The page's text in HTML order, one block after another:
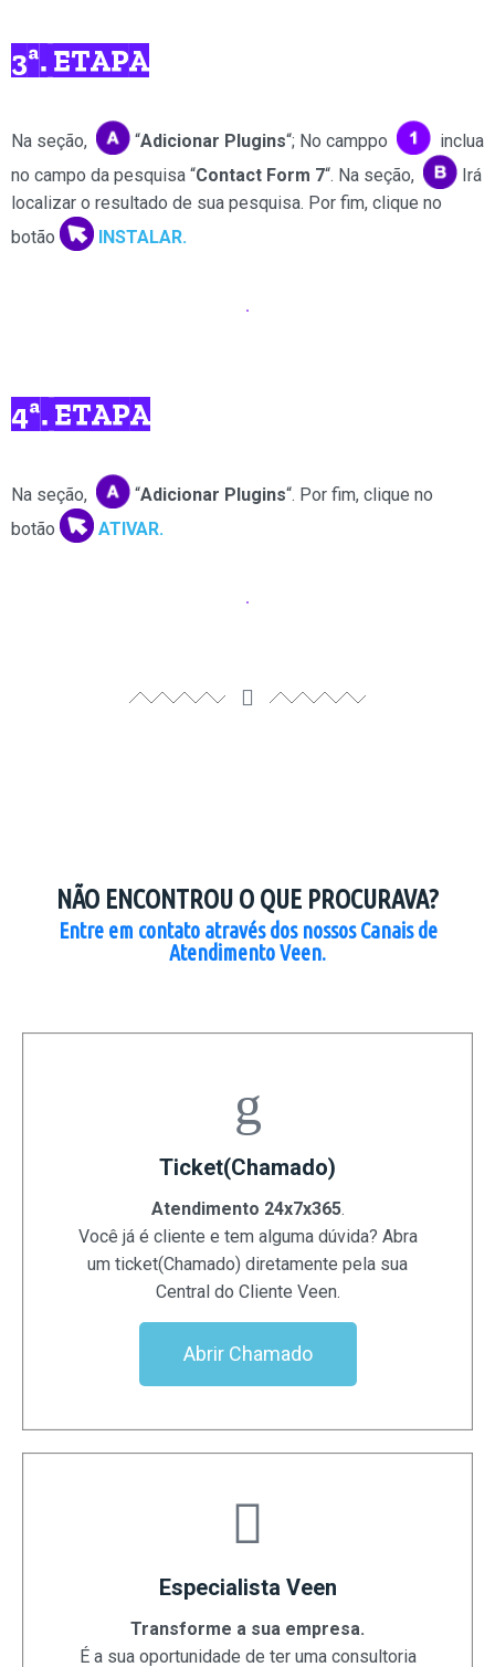
3ª. ETAPA
Na seção, “Adicionar Plugins“; No camppo
inclua
no campo da pesquisa “Contact Form 7“. Na seção,
Irá
localizar o resultado de sua pesquisa. Por fim, clique no
botão
INSTALAR.
4ª. ETAPA
Na seção, “Adicionar Plugins“. Por fim, clique no
botão
ATIVAR.
NÃO ENCONTROU O QUE PROCURAVA?
Entre em contato através dos nossos Canais de
Atendimento Veen.
Ticket(Chamado)
Atendimento 24x7x365.
Você já é cliente e tem alguma dúvida? Abra
um ticket(Chamado) diretamente pela sua
Central do Cliente Veen.
Abrir Chamado
Especialista Veen
Transforme a sua empresa.
É a sua oportunidade de ter uma consultoria